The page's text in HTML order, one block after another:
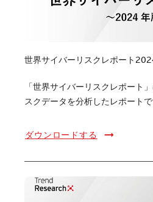
世界サイバーリスクレポート
「世界サイバーリスクレポート
スクデータを分析したレポートで
ダウンロードする